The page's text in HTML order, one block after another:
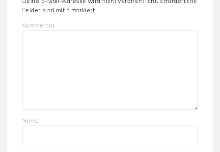
Felder sind mit * markiert
Kommentar
Name